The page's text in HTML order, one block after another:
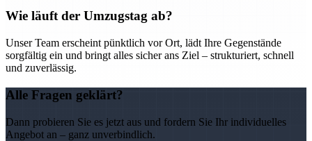
Wie läuft der Umzugstag ab?
Unser Team erscheint pünktlich vor Ort, lädt Ihre Gegenstände
sorgfältig ein und bringt alles sicher ans Ziel – strukturiert, schnell
und zuverlässig.
Alle Fragen geklärt?
Dann probieren Sie es jetzt aus und fordern Sie Ihr individuelles
Angebot an – ganz unverbindlich.